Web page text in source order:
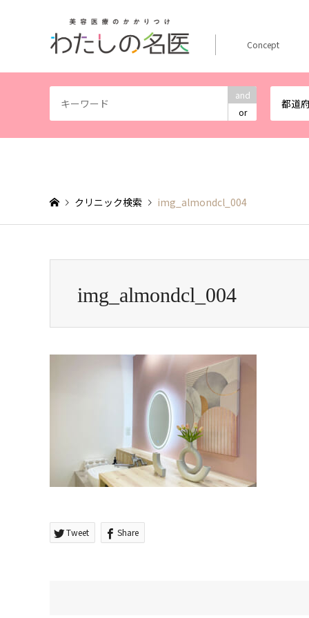
and
or
都道
Concept
クリニック検索 img_almondcl_004
img_almondcl_004
Tweet Share